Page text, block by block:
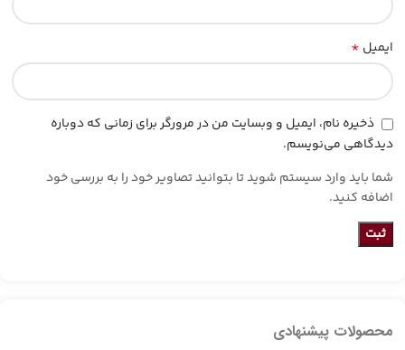
ایمیل *
ذخیره نام، ایمیل و وبسایت من در مرورگر برای زمانی که دوباره
دیدگاهی می‌نویسم.
شما باید وارد سیستم شوید تا بتوانید تصاویر خود را به بررسی خود
اضافه کنید.
محصولات پیشنهادی